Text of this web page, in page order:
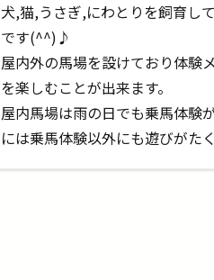
犬,猫,うさぎ,にわとりを飼育し
です(^^)♪
屋内外の馬場を設けており体験
を楽しむことが出来ます。
屋内馬場は雨の日でも乗馬体験
には乗馬体験以外にも遊びがた